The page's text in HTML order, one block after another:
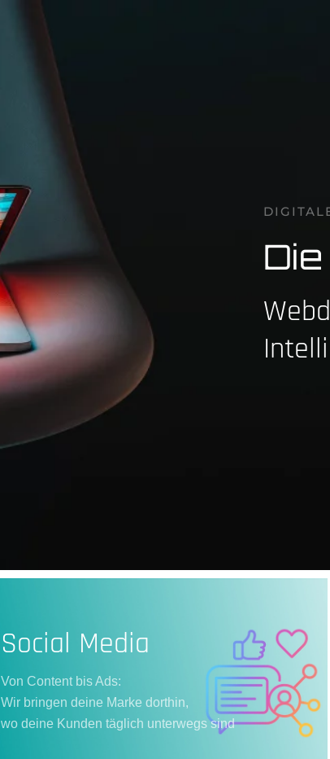
Social Media
Von Content bis Ads:
Wir bringen deine Marke dorthin,
wo deine Kunden täglich unterwegs sind